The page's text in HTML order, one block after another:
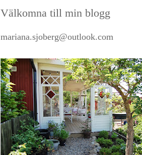
Välkomna till min blogg
mariana.sjoberg@outlook.com